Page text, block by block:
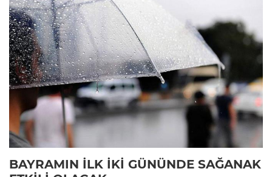
BAYRAMIN İLK İKİ GÜNÜNDE SAĞANAK